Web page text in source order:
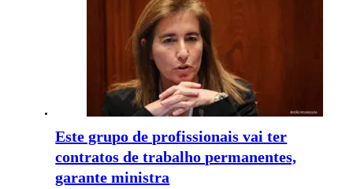
Este grupo de profissionais vai ter
contratos de trabalho permanentes,
garante ministra